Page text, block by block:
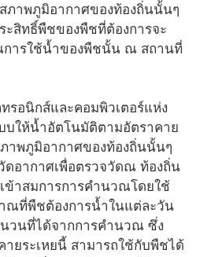
าพภูมิอากาศของท้องถิ่นนั้นๆ
สิทธิ์พืชของพืชที่ต้องการจะ
การใช้น้ำของพืชนั้น ณ สถานที่
รอนิกส์และคอมพิวเตอร์แห่ง
บให้น้ำอัตโนมัติตามอัตราคาย
าพภูมิอากาศของท้องถิ่นนั้นๆ
ดอากาศเพื่อตรวจวัดณ ท้องถิ่น
ข้าสมการการคำนวณโดยใช้
าณที่พืชต้องการน้ำในแต่ละวัน
วนที่ได้จากการคำนวณ ซึ่ง
ายระเหยนี้ สามารถใช้กับพืชได้